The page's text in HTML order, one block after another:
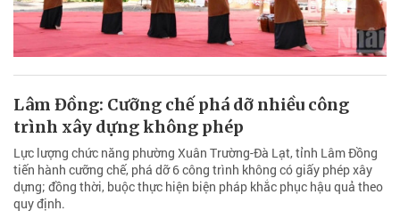
Lâm Đồng: Cưỡng chế phá dỡ nhiều công
trình xây dựng không phép
Lực lượng chức năng phường Xuân Trường-Đà Lạt, tỉnh Lâm Đồng
tiến hành cưỡng chế, phá dỡ 6 công trình không có giấy phép xây
dựng; đồng thời, buộc thực hiện biện pháp khắc phục hậu quả theo
quy định.